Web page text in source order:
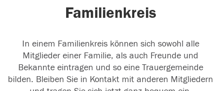
Familienkreis
In einem Familienkreis können sich sowohl alle
Mitglieder einer Familie, als auch Freunde und
Bekannte eintragen und so eine Trauergemeinde
bilden. Bleiben Sie in Kontakt mit anderen Mitgliedern